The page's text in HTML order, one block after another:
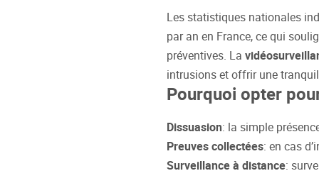
Les statistiques nationales
par an en France, ce qui
préventives. La
intrusions et offrir une
Pourquoi opter
Dissuasion: la simple
Preuves collectées: en cas
Surveillance à distance: